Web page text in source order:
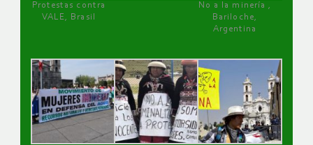
Protestas contra
VALE, Brasil
No a la minería ,
Bariloche,
Argentina